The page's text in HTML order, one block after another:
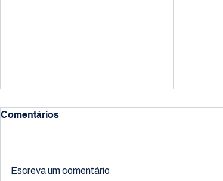
Comentários
Escreva um comentário